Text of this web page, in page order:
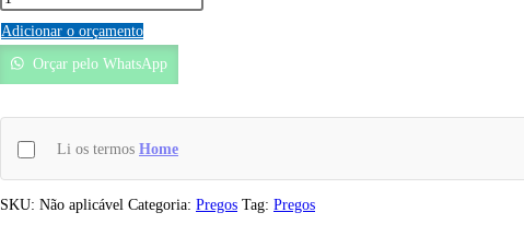
Adicionar o orçamento
Orçar pelo WhatsApp
Li os termos Home
SKU: Não aplicável Categoria: Pregos Tag: Pregos